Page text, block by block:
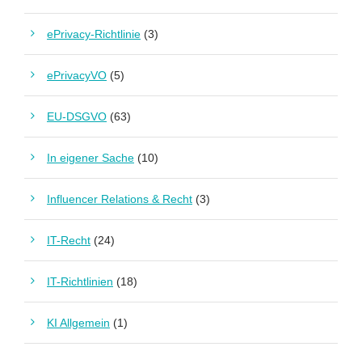
ePrivacy-Richtlinie (3)
ePrivacyVO (5)
EU-DSGVO (63)
In eigener Sache (10)
Influencer Relations & Recht (3)
IT-Recht (24)
IT-Richtlinien (18)
KI Allgemein (1)